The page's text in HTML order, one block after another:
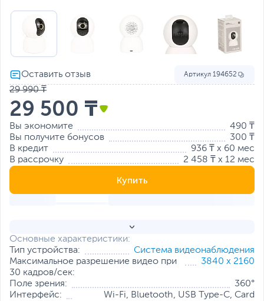
Основные характеристики:
Тип устройства:
Система видеонаблюдения
Максимальное разрешение видео при
30 кадров/сек:
3840 х 2160
Поле зрения:
360°
Интерфейс:
Wi-Fi, Bluetooth, USB Type-C, Card
Артикул 194652
29 990 ₸
29 500 ₸
Вы экономите
490 ₸
Вы получите бонусов
300 ₸
В кредит
936 ₸ x 60 мес
В рассрочку
2 458 ₸ x 12 мес
Купить